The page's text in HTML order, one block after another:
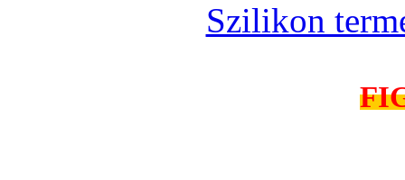
Szilikon